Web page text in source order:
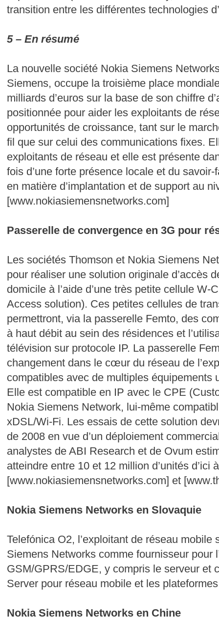
transition entre les différentes technologies
5 – En résumé
La nouvelle société Nokia Siemens
Siemens, occupe la troisième place
milliards d’euros sur la base de son chiffre
positionnée pour aider les exploitants de
opportunités de croissance, tant sur le
fil que sur celui des communications fixes.
exploitants de réseau et elle est présente
fois d’une forte présence locale et du savoir-
en matière d’implantation et de support au
[www.nokiasiemensnetworks.com]
Passerelle de convergence en 3G pour
Les sociétés Thomson et Nokia Siemens
pour réaliser une solution originale d’accès
domicile à l’aide d’une très petite cellule W-
Access solution). Ces petites cellules de
permettront, via la passerelle Femto, des
à haut débit au sein des résidences et
télévision sur protocole IP. La passerelle
changement dans le cœur du réseau de
compatibles avec de multiples équipements
Elle est compatible en IP avec le CPE
Nokia Siemens Network, lui-même
xDSL/Wi-Fi. Les essais de cette solution
de 2008 en vue d’un déploiement
analystes de ABI Research et de Ovum
atteindre entre 10 et 12 million d’unités d’ici
[www.nokiasiemensnetworks.com] et
Nokia Siemens Networks en Slovaquie
Telefónica O2, l’exploitant de réseau mobile
Siemens Networks comme fournisseur pour
GSM/GPRS/EDGE, y compris le serveur et
Server pour réseau mobile et les
Nokia Siemens Networks en Chine